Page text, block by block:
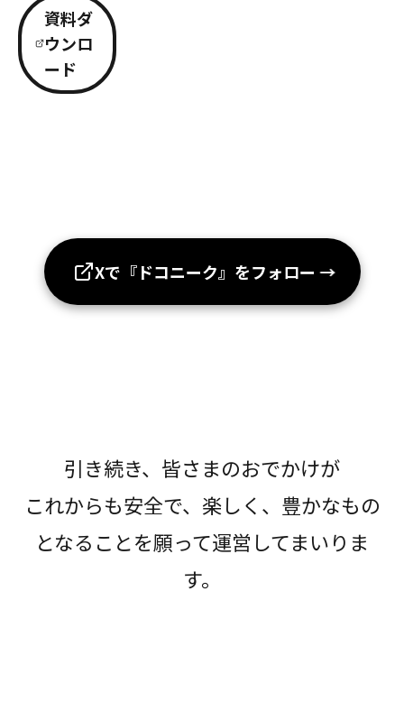
資料ダ
ウンロ
ード
Xで『ドコニーク』をフォロー →
引き続き、皆さまのおでかけが
これからも安全で、楽しく、豊かなもの
となることを願って運営してまいりま
す。